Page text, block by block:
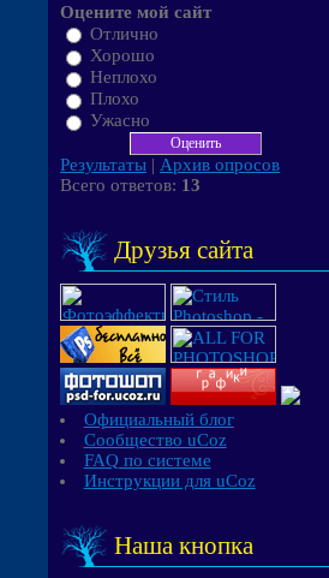
Оцените мой сайт
Отлично
Хорошо
Неплохо
Плохо
Ужасно
Результаты | Архив опросов
Всего ответов: 13
Друзья сайта
Официальный блог
Сообщество uCoz
FAQ по системе
Инструкции для uCoz
Наша кнопка